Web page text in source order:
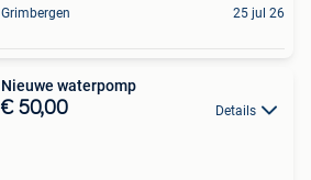
Grimbergen 25 jul 26
Nieuwe waterpomp
€ 50,00 Details